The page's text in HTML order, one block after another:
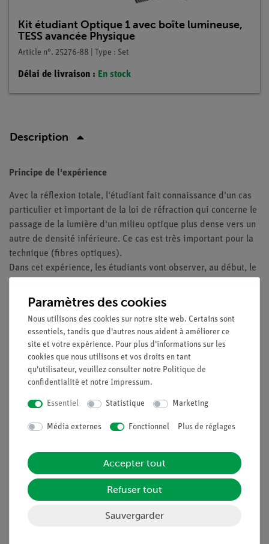
Kit étudiant Optique 1 avec boîte lumineuse,
TESS avancée Physique
Article n°. 25276-88 | Type : Set
Délai de livraison : En stock
Description
Principe de l'expérience
Avec la réflexion totale, l'étudiant fait connaissance d'un cas
particulier et important de la loi de réfraction qui concerne le
passage de la lumière d'un milieu optique plus dense vers un
autre de densité inférieure. Ce cas est très important pour la
technique (fibres optiques).
Dans cet expérience, les étudiants vont observer, au début, le
verre dans l'air. Leur attention doit également se porter sur la
l'augmentation de la réflexion de la lumière.
Dans la suite de l'expérience, ils vont étudier le cas où la
lumière tombe sous l'angle limite (de la réflexion totale) sur
l'interface verre/air.
lors du passage de la lumière, du verre dans l'air, à
noter les angles de réfraction et de réflexion.
Déterminer l'angle limite de la réflexion totale.
Pour en savoir plus sur ...
Paramètres des cookies
Nous utilisons des cookies sur notre site web. Certains sont
essentiels, tandis que d'autres nous aident à améliorer ce
site et votre expérience. Pour plus d'informations sur les
cookies que nous utilisons et vos droits en tant
qu'utilisateur, veuillez consulter notre Politique de
confidentialité et notre Impressum.
Essentiel Statistique Marketing
Média externes Fonctionnel Plus de réglages
Accepter tout
Refuser tout
Sauvergarder